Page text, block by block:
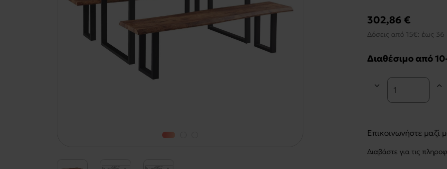
302,86 €
Δόσεις από 15€: έως 36
Διαθέσιμο από
Επικοινωνήστε μαζί
Διαβάστε για τις